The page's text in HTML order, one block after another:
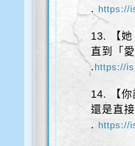
. https://
13. 【
直到「
.https://
14. 【你
還是直
. https://